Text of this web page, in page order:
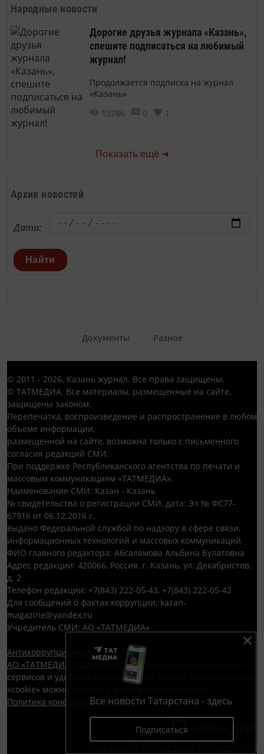
Народные новости
Дорогие друзья журнала «Казань»,
спешите подписаться на любимый
журнал!
Продолжается подписка на журнал
«Казань»
13786
0 1
Показать ещё ➜
Архив новостей
Дата:
Найти
Все новости Татарстана - здесь
Подписаться
Документы Разное
© 2011 - 2026. Казань журнал. Все права защищены.
© ТАТМЕДИА. Все материалы, размещенные на сайте,
защищены законом.
Перепечатка, воспроизведение и распространение в любом
объеме информации,
размещенной на сайте, возможна только с письменного
согласия редакций СМИ.
При поддержке Республиканского агентства по печати и
массовым коммуникациям «ТАТМЕДИА».
Наименование СМИ: Казан - Казань
№ свидетельства о регистрации СМИ, дата: Эл № ФС77-
67916 от 06.12.2016 г.
выдано Федеральной службой по надзору в сфере связи,
информационных технологий и массовых коммуникаций
ФИО главного редактора: Абсалямова Альбина Булатовна
Адрес редакции: 420066, Россия, г. Казань, ул. Декабристов,
д. 2
Телефон редакции: +7(843) 222-05-43, +7(843) 222-05-42
Для сообщений о фактах коррупции: kazan-
magazine@yandex.ru
Учредитель СМИ: АО «ТАТМЕДИА»
Антикоррупционная политика
АО «ТАТМЕДИА» использует «cookie»
сервисов и удобства пользователей сайтом. Использование
«cookie» можно отменить в настройках браузера.
Политика конфиденциальности
(843) 222 09 84